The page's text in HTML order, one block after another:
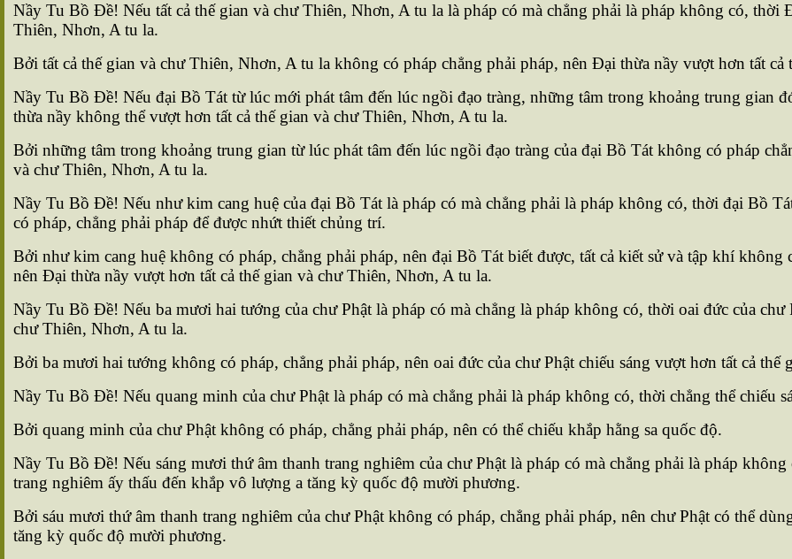
Nầy Tu Bồ Ðề! Nếu tất cả thế gian và chư Thiên, Nhơn, A tu la là pháp có mà chẳng phải là pháp không có, thời
Thiên, Nhơn, A tu la.
Bởi tất cả thế gian và chư Thiên, Nhơn, A tu la không có pháp chẳng phải pháp, nên Ðại thừa nầy vượt hơn tất
Nầy Tu Bồ Ðề! Nếu đại Bồ Tát từ lúc mới phát tâm đến lúc ngồi đạo tràng, những tâm trong khoảng trung gian
thừa nầy không thể vượt hơn tất cả thế gian và chư Thiên, Nhơn, A tu la.
Bởi những tâm trong khoảng trung gian từ lúc phát tâm đến lúc ngồi đạo tràng của đại Bồ Tát không có pháp
và chư Thiên, Nhơn, A tu la.
Nầy Tu Bồ Ðề! Nếu như kim cang huệ của đại Bồ Tát là pháp có mà chẳng phải là pháp không có, thời đại Bồ
có pháp, chẳng phải pháp để được nhứt thiết chủng trí.
Bởi như kim cang huệ không có pháp, chẳng phải pháp, nên đại Bồ Tát biết được, tất cả kiết sử và tập khí
nên Ðại thừa nầy vượt hơn tất cả thế gian và chư Thiên, Nhơn, A tu la.
Nầy Tu Bồ Ðề! Nếu ba mươi hai tướng của chư Phật là pháp có mà chẳng là pháp không có, thời oai đức của chư
chư Thiên, Nhơn, A tu la.
Bởi ba mươi hai tướng không có pháp, chẳng phải pháp, nên oai đức của chư Phật chiếu sáng vượt hơn tất cả
Nầy Tu Bồ Ðề! Nếu quang minh của chư Phật là pháp có mà chẳng phải là pháp không có, thời chẳng thể chiếu
Bởi quang minh của chư Phật không có pháp, chẳng phải pháp, nên có thể chiếu khắp hằng sa quốc độ.
Nầy Tu Bồ Ðề! Nếu sáng mươi thứ âm thanh trang nghiêm của chư Phật là pháp có mà chẳng phải là pháp
trang nghiêm ấy thấu đến khắp vô lượng a tăng kỳ quốc độ mười phương.
Bởi sáu mươi thứ âm thanh trang nghiêm của chư Phật không có pháp, chẳng phải pháp, nên chư Phật có thể
tăng kỳ quốc độ mười phương.